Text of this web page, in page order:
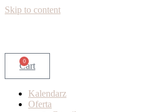
Skip to content
0
Cart
Kalendarz
Oferta